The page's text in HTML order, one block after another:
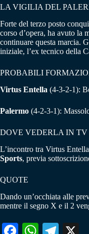
LA VIGILIA DEL
Forte del terzo posto
corso d’opera, ha avuto la
continuare questa marcia.
iniziale, l’ex tecnico della
PROBABILI
Virtus Entella (4-3-2-1):
Palermo (4-2-3-1):
DOVE VEDERLA IN TV
L’incontro tra Virtus
Sports, previa
QUOTE
Dando un’occhiata alle
mentre il segno X e il 2